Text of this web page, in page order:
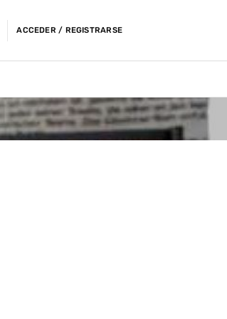
ACCEDER / REGISTRARSE